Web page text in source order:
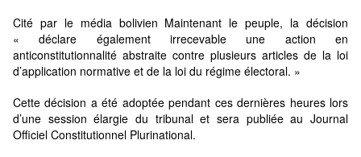
Cité par le média bolivien Maintenant le peuple, la décision
« déclare également irrecevable une action en
anticonstitutionnalité abstraite contre plusieurs articles de la loi
d’application normative et de la loi du régime électoral. »
Cette décision a été adoptée pendant ces dernières heures lors
d’une session élargie du tribunal et sera publiée au Journal
Officiel Constitutionnel Plurinational.